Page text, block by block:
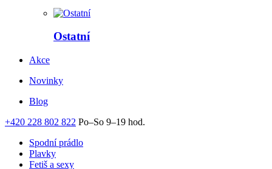
Ostatní
Akce
Novinky
Blog
+420 228 802 822 Po–So 9–19 hod.
Spodní prádlo
Plavky
Fetiš a sexy